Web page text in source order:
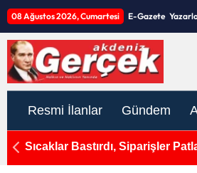
08 Ağustos 2026, Cumartesi E-Gazete
Resmi İlanlar Gündem
Sıcaklar Bastırdı, Siparişler